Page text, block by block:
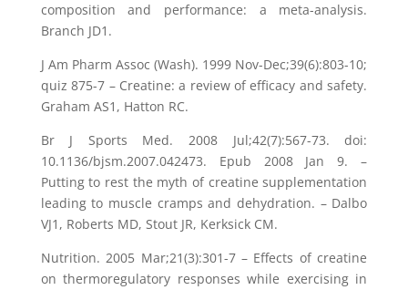
composition and performance: a meta-analysis.
Branch JD1.
J Am Pharm Assoc (Wash). 1999 Nov-Dec;39(6):803-10;
quiz 875-7 – Creatine: a review of efficacy and safety.
Graham AS1, Hatton RC.
Br J Sports Med. 2008 Jul;42(7):567-73. doi:
10.1136/bjsm.2007.042473. Epub 2008 Jan 9. –
Putting to rest the myth of creatine supplementation
leading to muscle cramps and dehydration. – Dalbo
VJ1, Roberts MD, Stout JR, Kerksick CM.
Nutrition. 2005 Mar;21(3):301-7 – Effects of creatine
on thermoregulatory responses while exercising in